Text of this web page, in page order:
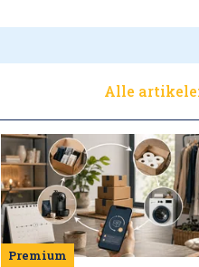
Alle
Premium